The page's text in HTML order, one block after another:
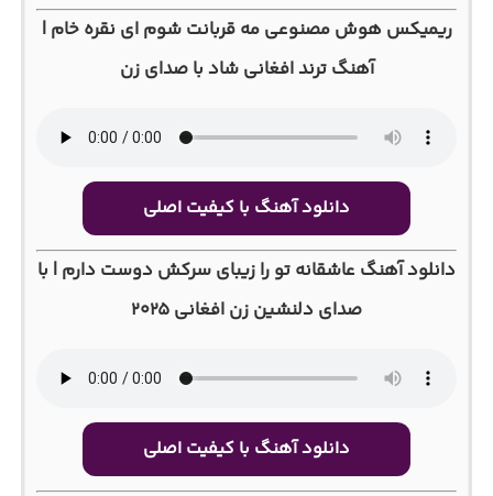
ریمیکس هوش مصنوعی مه قربانت شوم ای نقره خام |
آهنگ ترند افغانی شاد با صدای زن
دانلود آهنگ با کیفیت اصلی
دانلود آهنگ عاشقانه تو را زیبای سرکش دوست دارم | با
صدای دلنشین زن افغانی ۲۰۲۵
دانلود آهنگ با کیفیت اصلی